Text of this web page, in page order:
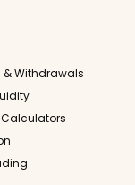
& Withdrawals